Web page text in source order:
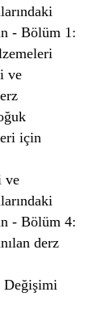
- Bölüm 1:
ve
için
ve
- Bölüm 4:
derz
Değişimi